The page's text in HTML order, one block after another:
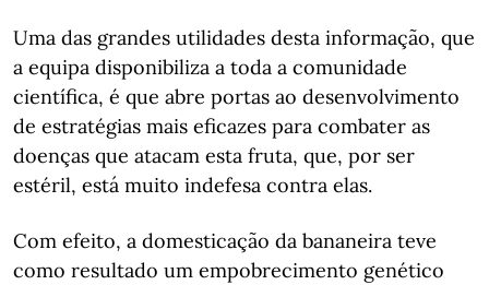
Uma das grandes utilidades desta informação, que
a equipa disponibiliza a toda a comunidade
científica, é que abre portas ao desenvolvimento
de estratégias mais eficazes para combater as
doenças que atacam esta fruta, que, por ser
estéril, está muito indefesa contra elas.
Com efeito, a domesticação da bananeira teve
como resultado um empobrecimento genético